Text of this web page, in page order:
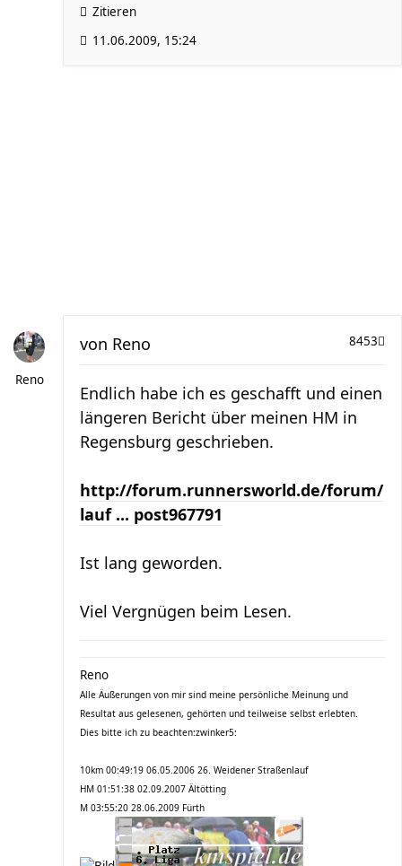
Zitieren
11.06.2009, 15:24
Reno
8453
von Reno
Endlich habe ich es geschafft und einen
längeren Bericht über meinen HM in
Regensburg geschrieben.
http://forum.runnersworld.de/forum/
lauf ... post967791
Ist lang geworden.
Viel Vergnügen beim Lesen.
Reno
Alle Äußerungen von mir sind meine persönliche Meinung und
Resultat aus gelesenen, gehörten und teilweise selbst erlebten.
Dies bitte ich zu beachten:zwinker5:
10km 00:49:19 06.05.2006 26. Weidener Straßenlauf
HM 01:51:38 02.09.2007 Ältötting
M 03:55:20 28.06.2009 Fürth